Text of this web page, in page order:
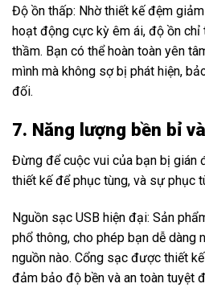
Độ ồn thấp: Nhờ thiết kế đệm
hoạt động cực kỳ êm ái, độ ồn
thầm. Bạn có thể hoàn toàn yên
mình mà không sợ bị phát hiện,
đối.
7. Năng lượng bền bỉ
Đừng để cuộc vui của bạn bị gián
thiết kế để phục tùng, và sự phục
Nguồn sạc USB hiện đại: Sản
phổ thông, cho phép bạn dễ dàng
nguồn nào. Cổng sạc được thiết
đảm bảo độ bền và an toàn tuyệt